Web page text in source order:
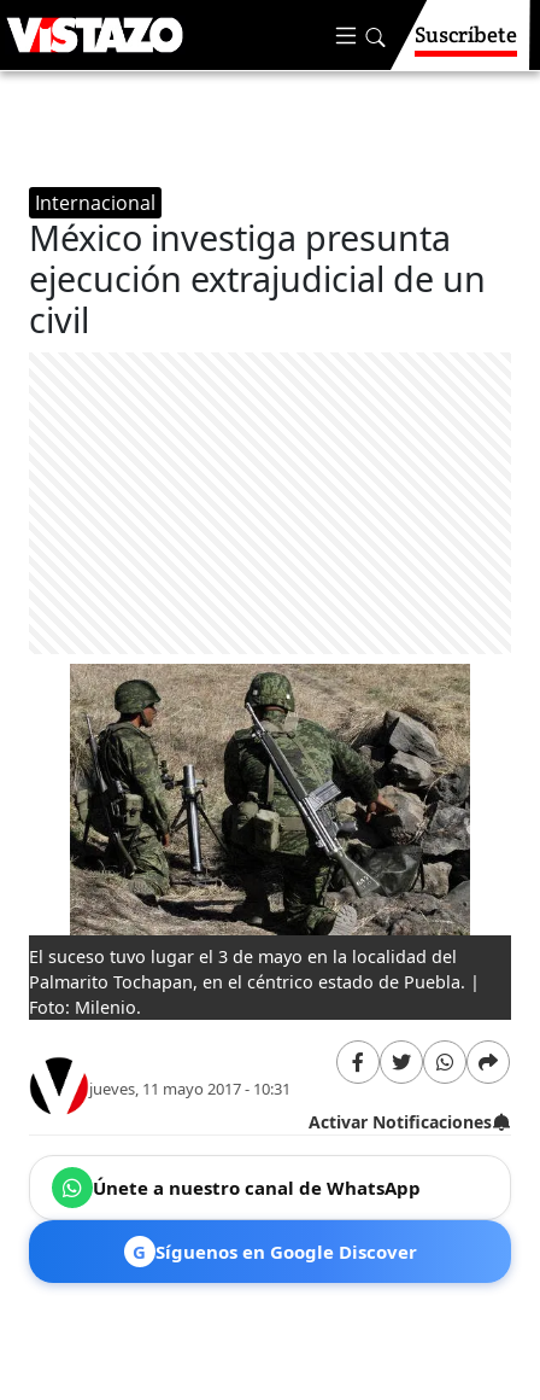
Suscríbete
Internacional
México investiga presunta
ejecución extrajudicial de un
civil
El suceso tuvo lugar el 3 de mayo en la localidad del
Palmarito Tochapan, en el céntrico estado de Puebla. |
Foto: Milenio.
jueves, 11 mayo 2017 - 10:31
Activar Notificaciones
Únete a nuestro canal de WhatsApp
G Síguenos en Google Discover